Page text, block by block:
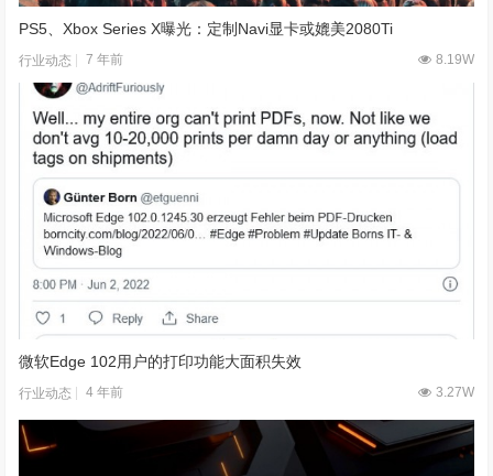
PS5、Xbox Series X曝光：定制Navi显卡或媲美2080Ti
行业动态 7 年前 8.19W
微软Edge 102用户的打印功能大面积失效
行业动态 4 年前 3.27W